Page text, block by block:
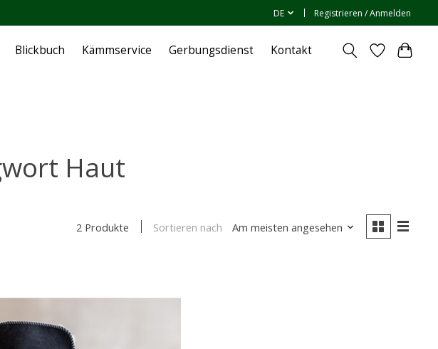
DE Registrieren / Anmelden
Blickbuch Kämmservice Gerbungsdienst Kontakt
Haut
2 Produkte Sortieren nach Am meisten angesehen